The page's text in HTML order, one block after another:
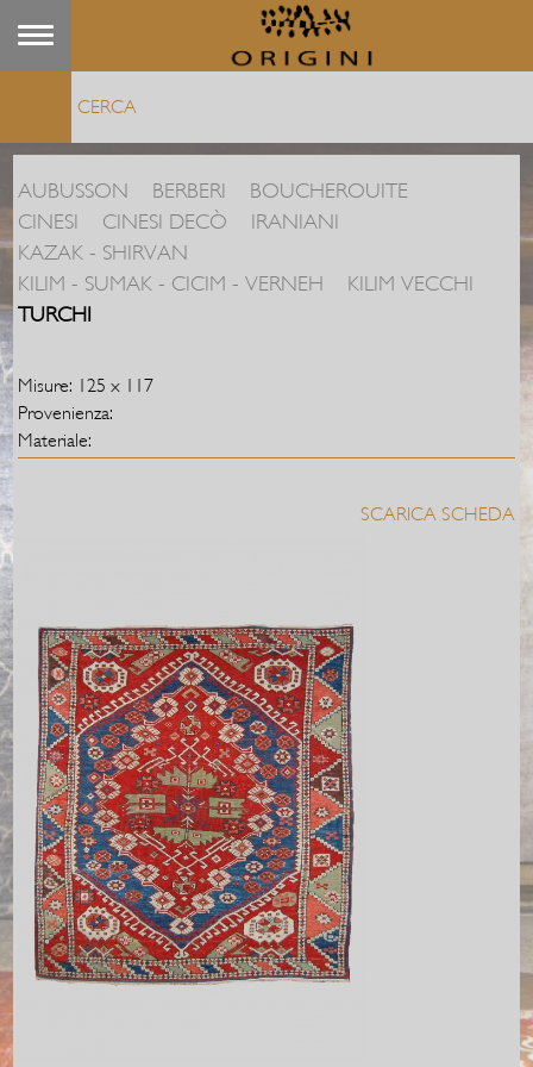
AUBUSSON BERBERI
BOUCHEROUITE
CINESI
CINESI DECÒ
IRANIANI
KAZAK - SHIRVAN
KILIM - SUMAK - CICIM - VERNEH
KILIM VECCHI
TURCHI
Misure: 125 x 117
Provenienza:
Materiale:
SCARICA SCHEDA